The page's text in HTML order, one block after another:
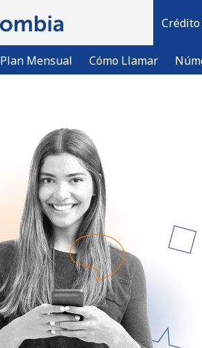
Crédito
Plan Mensual Cómo Llamar
¿Ya